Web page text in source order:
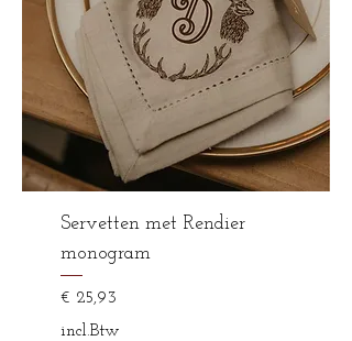
Servetten met Rendier
monogram
Prijs
€ 25,93
incl.Btw